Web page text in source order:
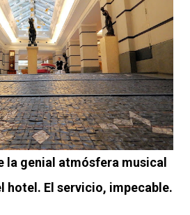
la genial atmósfera musical
hotel. El servicio, impecable.